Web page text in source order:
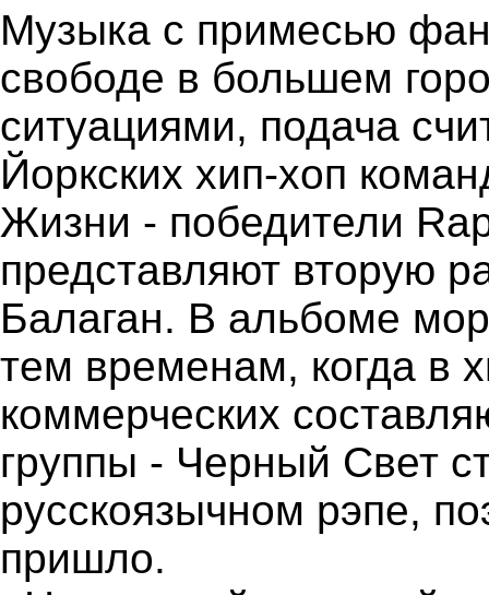
Музыка с примесью
свободе в большем
ситуациями, подача
Йоркских хип-хоп
Жизни - победители
представляют вторую
Балаган. В альбоме
тем временам, когда в
коммерческих
группы - Черный Свет
русскоязычном рэпе,
пришло.